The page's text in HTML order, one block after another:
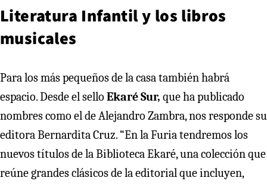
Literatura Infantil y los libros
musicales
Para los más pequeños de la casa también habrá
espacio. Desde el sello Ekaré Sur, que ha publicado
nombres como el de Alejandro Zambra, nos responde su
editora Bernardita Cruz. “En la Furia tendremos los
nuevos títulos de la Biblioteca Ekaré, una colección que
reúne grandes clásicos de la editorial que incluyen,